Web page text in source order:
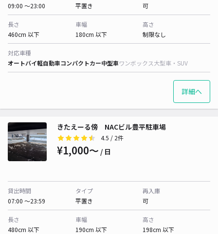
09:00 〜23:00
平置き
可
長さ
460cm 以下
車幅
180cm 以下
高さ
制限なし
対応車種
オートバイ軽自動車コンパクトカー中型車ワンボックス大型車・SUV
詳細へ
きたえーる傍 NACビル豊平駐車場
4.5 / 2件
¥1,000〜 / 日
貸出時間
07:00 〜23:59
タイプ
平置き
再入庫
可
長さ
480cm 以下
車幅
190cm 以下
高さ
198cm 以下